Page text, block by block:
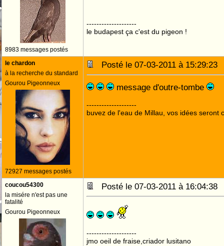
8983 messages postés
--------------------
le budapest ça c'est du pigeon !
le chardon
à la recherche du standard
Gourou Pigeonneux
72927 messages postés
Posté le 07-03-2011 à
message d'outre-tombe
--------------------
buvez de l'eau de Millau, vos idées seront
coucou54300
la misére n'est pas une
fatalité
Gourou Pigeonneux
Posté le 07-03-2011 à
--------------------
jmo oeil de fraise,criador lusitano